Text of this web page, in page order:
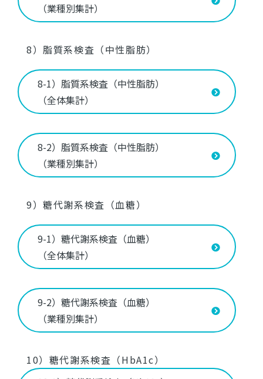
（業種別集計）
8）脂質系検査（中性脂肪）
8-1）脂質系検査（中性脂肪）
（全体集計）
8-2）脂質系検査（中性脂肪）
（業種別集計）
9）糖代謝系検査（血糖）
9-1）糖代謝系検査（血糖）
（全体集計）
9-2）糖代謝系検査（血糖）
（業種別集計）
10）糖代謝系検査（HbA1c）